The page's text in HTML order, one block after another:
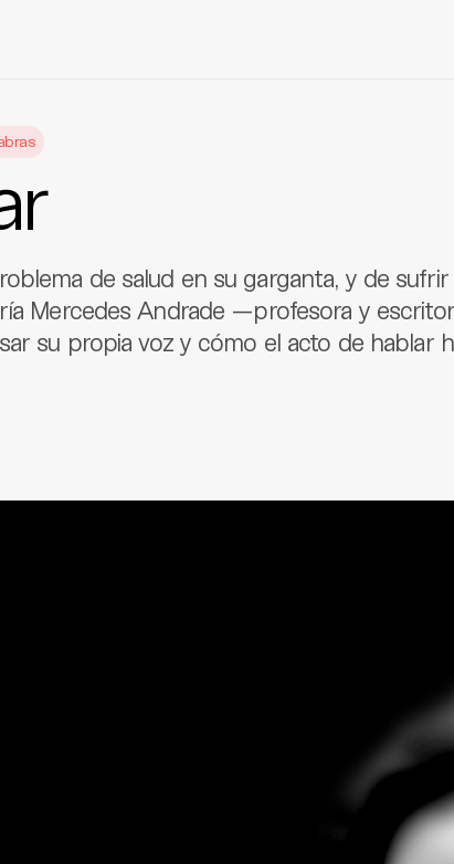
de salud en su garganta, y de sufrir
Mercedes Andrade —profesora y
su propia voz y cómo el acto de hablar